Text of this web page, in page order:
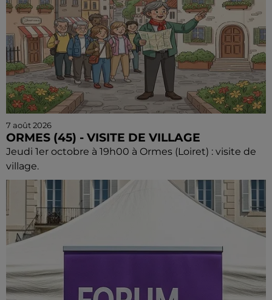
7 août 2026
ORMES (45) - VISITE DE VILLAGE
Jeudi 1er octobre à 19h00 à Ormes (Loiret) : visite de
village.